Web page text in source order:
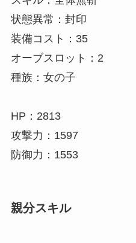
状態異常：封印
装備コスト：35
オーブスロット：2
種族：女の子
HP：2813
攻撃力：1597
防御力：1553
親分スキル